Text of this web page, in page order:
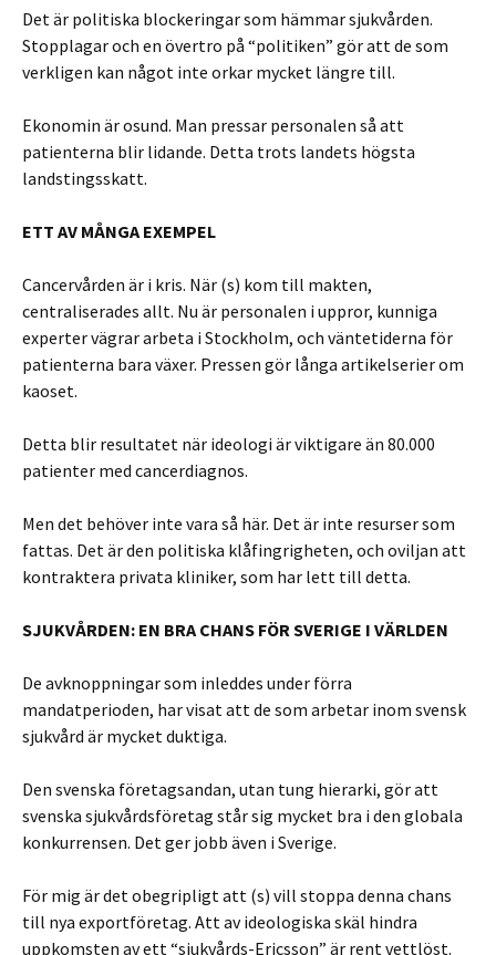
Det är politiska blockeringar som hämmar sjukvården.
Stopplagar och en övertro på “politiken” gör att de som
verkligen kan något inte orkar mycket längre till.
Ekonomin är osund. Man pressar personalen så att
patienterna blir lidande. Detta trots landets högsta
landstingsskatt.
ETT AV MÅNGA EXEMPEL
Cancervården är i kris. När (s) kom till makten,
centraliserades allt. Nu är personalen i uppror, kunniga
experter vägrar arbeta i Stockholm, och väntetiderna för
patienterna bara växer. Pressen gör långa artikelserier om
kaoset.
Detta blir resultatet när ideologi är viktigare än 80.000
patienter med cancerdiagnos.
Men det behöver inte vara så här. Det är inte resurser som
fattas. Det är den politiska klåfingrigheten, och oviljan att
kontraktera privata kliniker, som har lett till detta.
SJUKVÅRDEN: EN BRA CHANS FÖR SVERIGE I VÄRLDEN
De avknoppningar som inleddes under förra
mandatperioden, har visat att de som arbetar inom svensk
sjukvård är mycket duktiga.
Den svenska företagsandan, utan tung hierarki, gör att
svenska sjukvårdsföretag står sig mycket bra i den globala
konkurrensen. Det ger jobb även i Sverige.
För mig är det obegripligt att (s) vill stoppa denna chans
till nya exportföretag. Att av ideologiska skäl hindra
uppkomsten av ett “sjukvårds-Ericsson” är rent vettlöst.